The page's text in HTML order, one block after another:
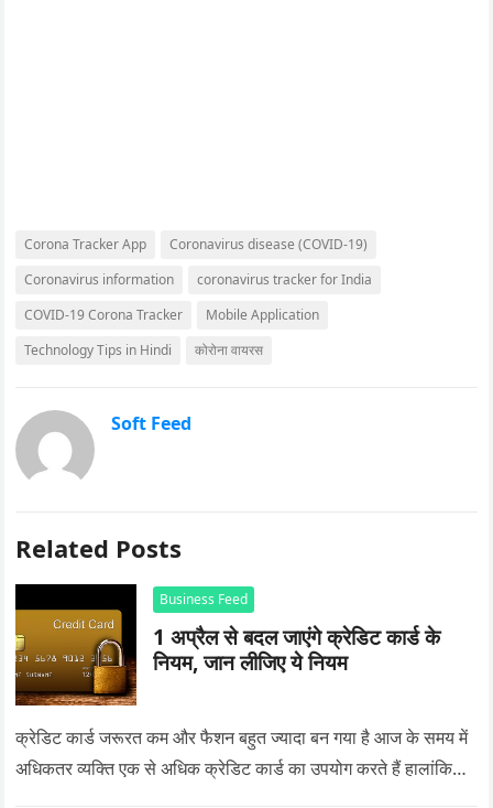
Corona Tracker App
Coronavirus disease (COVID-19)
Coronavirus information
coronavirus tracker for India
COVID-19 Corona Tracker
Mobile Application
Technology Tips in Hindi
कोरोना वायरस
Soft Feed
Related Posts
Business Feed
1 अप्रैल से बदल जाएंगे क्रेडिट कार्ड के
नियम, जान लीजिए ये नियम
क्रेडिट कार्ड जरूरत कम और फैशन बहुत ज्यादा बन गया है आज के समय में
अधिकतर व्यक्ति एक से अधिक क्रेडिट कार्ड का उपयोग करते हैं हालांकि…